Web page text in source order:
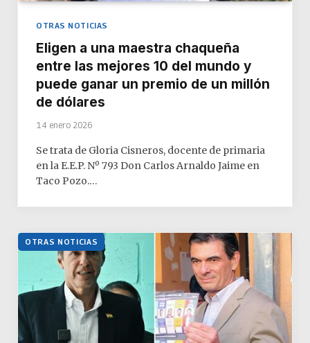
OTRAS NOTICIAS
Eligen a una maestra chaqueña
entre las mejores 10 del mundo y
puede ganar un premio de un millón
de dólares
14 enero 2026
Se trata de Gloria Cisneros, docente de primaria
en la E.E.P. Nº 793 Don Carlos Arnaldo Jaime en
Taco Pozo.…
OTRAS NOTICIAS